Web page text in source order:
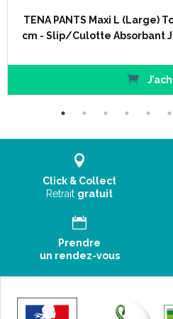
TENA PANTS Maxi L (Large)
cm - Slip/Culotte Absorbant
Click & Collect
Retrait gratuit
Prendre
un rendez-vous